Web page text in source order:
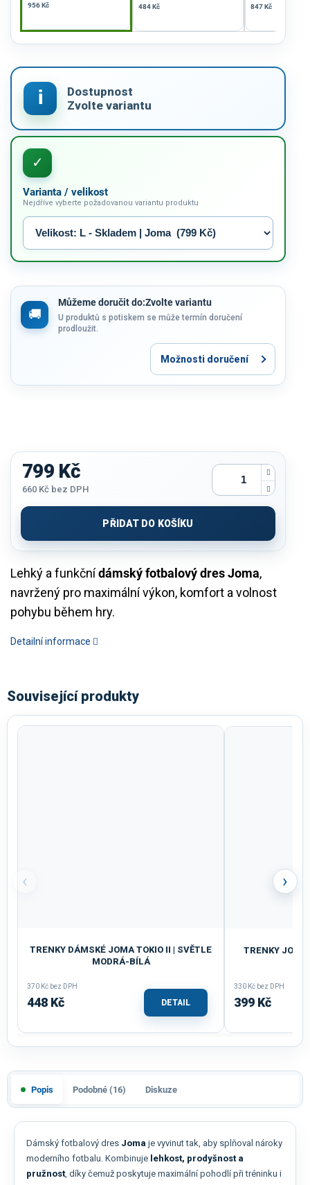
956 Kč 484 Kč 847 Kč
Varianta / velikost
Nejdříve vyberte požadovanou variantu produktu
Můžeme doručit do:Zvolte variantu
U produktů s potiskem se může termín doručení
prodloužit.
Možnosti doručení
Lehký a funkčnídámský fotbalový dres Joma,
navržený pro maximální výkon, komfort a volnost
pohybu během hry.
Detailní informace
799 Kč
660 Kč bez DPH
cena:
PŘIDAT DO KOŠÍKU
Související produkty
‹
TRENKY DÁMSKÉ JOMA TOKIO II | SVĚTLE
MODRÁ-BÍLÁ
370 Kč bez DPH
448 Kč DETAIL
TRENKY
330 Kč bez DPH
399 Kč
›
Popis Podobné (16) Diskuze
Dámský fotbalový dres Joma je vyvinut tak, aby splňoval nároky
moderního fotbalu. Kombinuje lehkost, prodyšnost a
pružnost, díky čemuž poskytuje maximální pohodlí při tréninku i